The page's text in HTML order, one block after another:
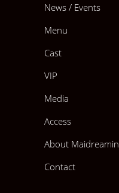
News / Events
Menu
Cast
VIP
Media
Access
About Maidreamin
Contact